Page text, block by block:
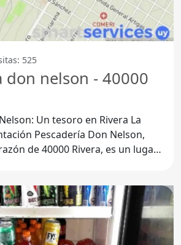
525
don nelson - 40000
Un tesoro en Rivera La
Pescadería Don Nelson,
de 40000 Rivera, es un lugar